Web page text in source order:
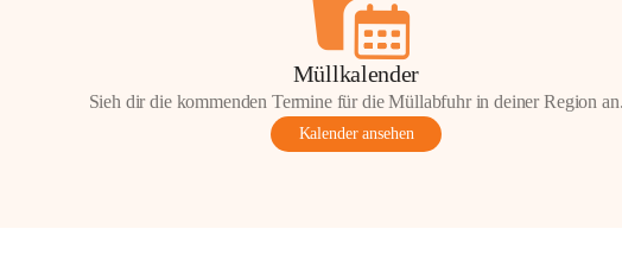
Müllkalender
Sieh dir die kommenden Termine für die Müllabfuhr in deiner Region
Kalender ansehen